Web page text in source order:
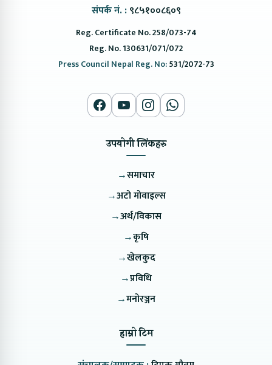
संपर्क नं. : ९८५१००८६०९
Reg. Certificate No. 258/073-74
Reg. No. 130631/071/072
Press Council Nepal Reg. No:531/2072-73
उपयोगी लिंकहरु
→समाचार
→अटो मोवाइल्स
→अर्थ/विकास
→कृषि
→खेलकुद
→प्रविधि
→मनोरञ्जन
हाम्रो टिम